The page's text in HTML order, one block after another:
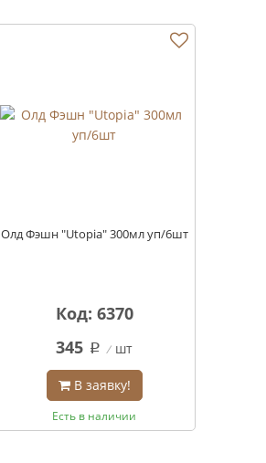
Олд Фэшн "Utopia" 300мл уп/6шт
Код: 6370
345 q шт
В заявку!
Есть в наличии